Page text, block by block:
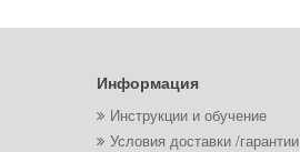
Информация
Инструкции и обучение
Условия доставки /гарантии